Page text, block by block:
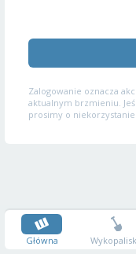
Zalogowanie oznacza
aktualnym brzmieniu.
prosimy o
Główna